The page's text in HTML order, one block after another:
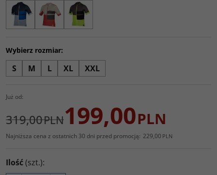
Wybierz rozmiar:
S M L XL XXL
Już od:
319,00PLN199,00PLN
Najniższa cena z ostatnich 30 dni przed promocją: 229,00 PLN
Ilość(szt.):